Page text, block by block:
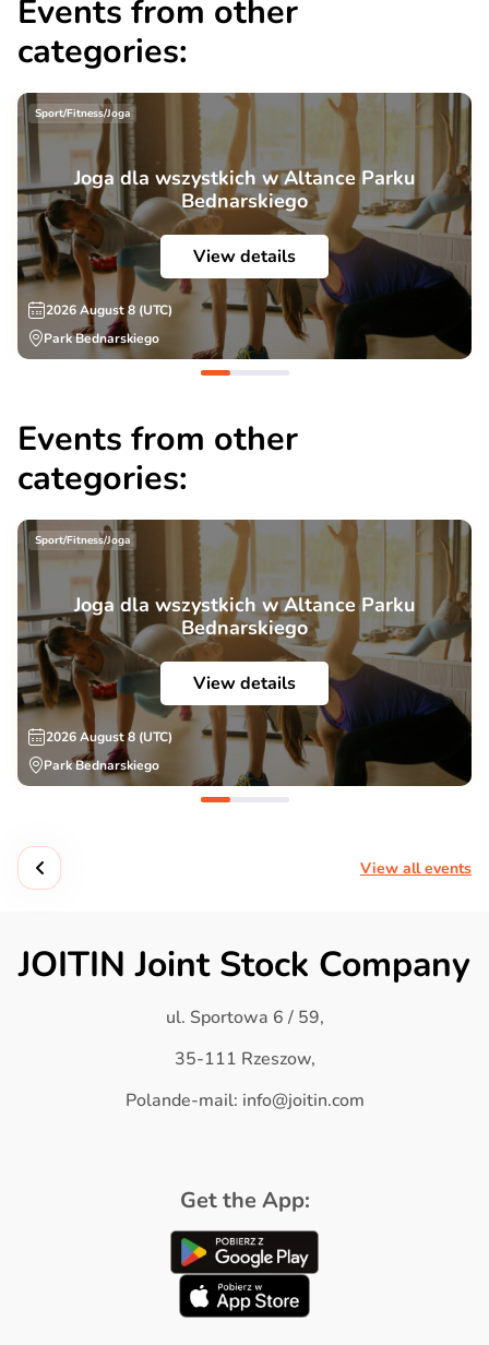
Events from other
categories:
Sport/Fitness/Joga
Joga dla wszystkich w Altance Parku
Bednarskiego
View details
2026 August 8 (UTC)
Park Bednarskiego
Events from other
categories:
Sport/Fitness/Joga
Joga dla wszystkich w Altance Parku
Bednarskiego
View details
2026 August 8 (UTC)
Park Bednarskiego
View all events
JOITIN Joint Stock Company
ul. Sportowa 6 / 59,
35-111 Rzeszow,
Polande-mail: info@joitin.com
Get the App: